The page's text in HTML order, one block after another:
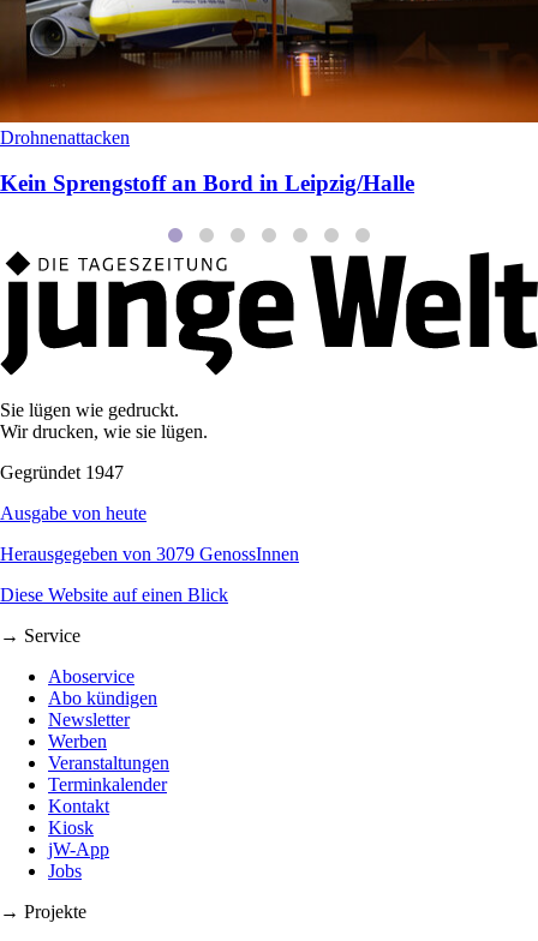
Drohnenattacken
Kein Sprengstoff an Bord in Leipzig/Halle
Sie lügen wie gedruckt.
Wir drucken, wie sie lügen.
Gegründet 1947
Ausgabe von heute
Herausgegeben von 3079 GenossInnen
Diese Website auf einen Blick
→ Service
Aboservice
Abo kündigen
Newsletter
Werben
Veranstaltungen
Terminkalender
Kontakt
Kiosk
jW-App
Jobs
→ Projekte